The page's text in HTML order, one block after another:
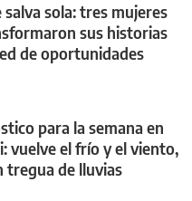
salva sola: tres mujeres
sus historias
de oportunidades
para la semana en
vuelve el frío y el viento,
tregua de lluvias